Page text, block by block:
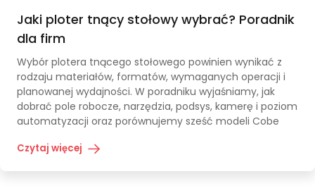
Jaki ploter tnący stołowy wybrać? Poradnik
dla firm
Wybór plotera tnącego stołowego powinien wynikać z
rodzaju materiałów, formatów, wymaganych operacji i
planowanej wydajności. W poradniku wyjaśniamy, jak
dobrać pole robocze, narzędzia, podsys, kamerę i poziom
automatyzacji oraz porównujemy sześć modeli Cobe
Czytaj więcej